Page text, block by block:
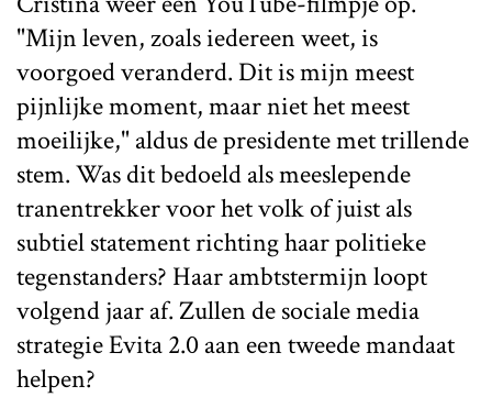
"Mijn leven, zoals iedereen weet, is
voorgoed veranderd. Dit is mijn meest
pijnlijke moment, maar niet het meest
moeilijke," aldus de presidente met trillende
stem. Was dit bedoeld als meeslepende
tranentrekker voor het volk of juist als
subtiel statement richting haar politieke
tegenstanders? Haar ambtstermijn loopt
volgend jaar af. Zullen de sociale media
strategie Evita 2.0 aan een tweede mandaat
helpen?